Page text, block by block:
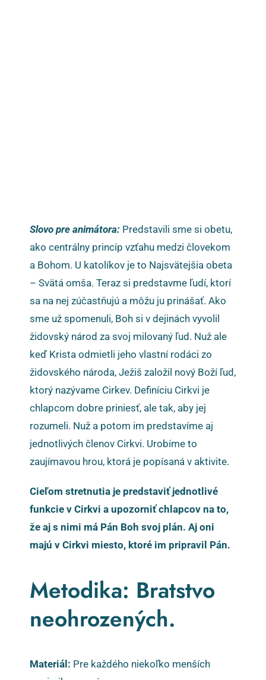
Slovopre animátora: Predstavili sme si obetu,
ako centrálny princíp vzťahu medzi človekom
a Bohom. U katolíkov je to Najsvätejšia obeta
– Svätá omša. Teraz si predstavme ľudí, ktorí
sa na nej zúčastňujú a môžu ju prinášať. Ako
sme už spomenuli, Boh si v dejinách vyvolil
židovský národ za svoj milovaný ľud. Nuž ale
keď Krista odmietli jeho vlastní rodáci zo
židovského národa, Ježiš založil nový Boží ľud,
ktorý nazývame Cirkev. Definíciu Cirkvi je
chlapcom dobre priniesť, ale tak, aby jej
rozumeli. Nuž a potom im predstavíme aj
jednotlivých členov Cirkvi. Urobíme to
zaujímavou hrou, ktorá je popísaná v aktivite.
Cieľom stretnutia je predstaviť jednotlivé
funkcie v Cirkvi a upozorniť chlapcov na to,
že aj s nimi má Pán Boh svoj plán. Aj oni
majú v Cirkvi miesto, ktoré im pripravil Pán.
Metodika: Bratstvo
neohrozených.
Materiál: Pre každého niekoľko menších